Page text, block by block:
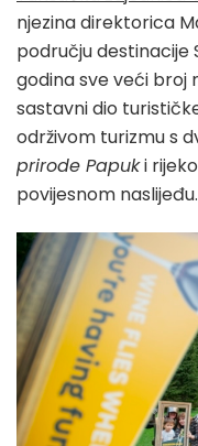
njezina direktorica
području destinacije
godina sve veći broj
sastavni dio
održivom turizmu s
prirode Papuki
povijesnom naslijeđu.